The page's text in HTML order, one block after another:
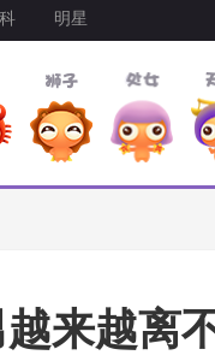
明星
来越离